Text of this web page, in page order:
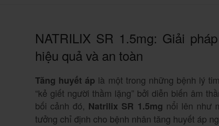
NATRILIX SR 1.5mg: Giải
hiệu quả và an toàn
Tăng huyết áp là một trong những bệnh lý
“kẻ giết người thầm lặng” bởi diễn biến âm
bối cảnh đó, Natrilix SR 1.5mg nổi lên như
tưởng chỉ định cho bệnh nhân tăng huyết áp